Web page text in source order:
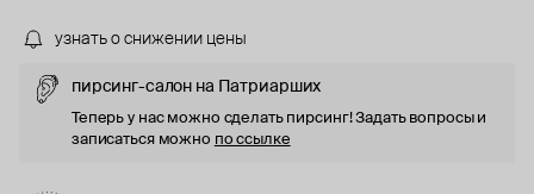
узнать о снижении цены
пирсинг-салон на Патриарших
Теперь у нас можно сделать пирсинг! Задать вопросы и
записаться можно по ссылке